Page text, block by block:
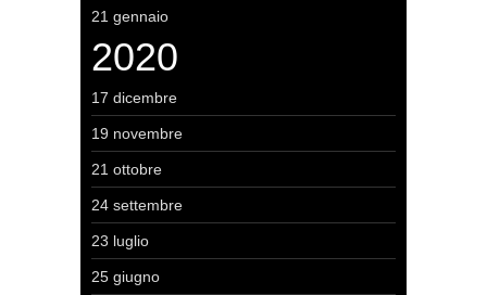
21 gennaio
2020
17 dicembre
19 novembre
21 ottobre
24 settembre
23 luglio
25 giugno